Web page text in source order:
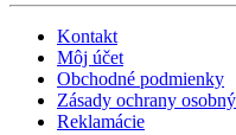
Kontakt
Môj účet
Obchodné podmienky
Zásady ochrany
Reklamácie